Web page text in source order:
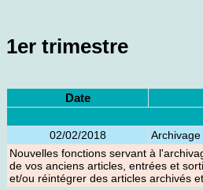
1er trimestre
Date
02/02/2018
Nouvelles fonctions servant à
de vos anciens articles, entrées et
et/ou réintégrer des articles archivés